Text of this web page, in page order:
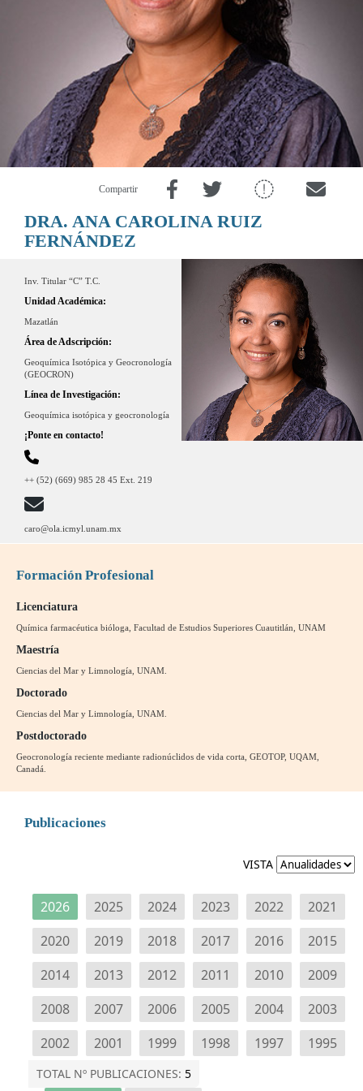
Compartir
DRA. ANA CAROLINA RUIZ
FERNÁNDEZ
Inv. Titular “C” T.C.
Unidad Académica:
Mazatlán
Área de Adscripción:
Geoquímica Isotópica y Geocronología
(GEOCRON)
Línea de Investigación:
Geoquímica isotópica y geocronología
¡Ponte en contacto!
++ (52) (669) 985 28 45 Ext. 219
caro@ola.icmyl.unam.mx
Formación Profesional
Licenciatura
Química farmacéutica bióloga, Facultad de Estudios Superiores Cuautitlán, UNAM
Maestría
Ciencias del Mar y Limnología, UNAM.
Doctorado
Ciencias del Mar y Limnología, UNAM.
Postdoctorado
Geocronología reciente mediante radionúclidos de vida corta, GEOTOP, UQAM,
Canadá.
Publicaciones